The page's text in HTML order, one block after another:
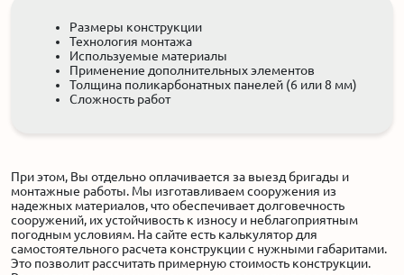
Размеры конструкции
Технология монтажа
Используемые материалы
Применение дополнительных элементов
Толщина поликарбонатных панелей (6 или 8 мм)
Сложность работ
При этом, Вы отдельно оплачивается за выезд бригады и
монтажные работы. Мы изготавливаем сооружения из
надежных материалов, что обеспечивает долговечность
сооружений, их устойчивость к износу и неблагоприятным
погодным условиям. На сайте есть калькулятор для
самостоятельного расчета конструкции с нужными габаритами.
Это позволит рассчитать примерную стоимость конструкции.